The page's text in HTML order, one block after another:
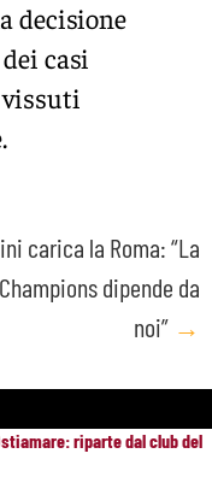
decisione
casi
carica la Roma: “La
Champions dipende da
noi” →
riparte dal club del